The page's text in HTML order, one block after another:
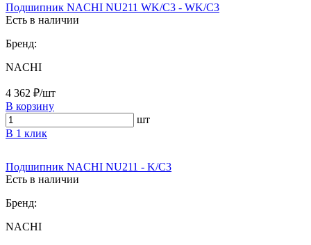
Подшипник NACHI NU211 WK/C3 - WK/C3
Есть в наличии
Бренд:
NACHI
4 362 ₽/шт
В корзину
шт
В 1 клик
Подшипник NACHI NU211 - K/C3
Есть в наличии
Бренд:
NACHI